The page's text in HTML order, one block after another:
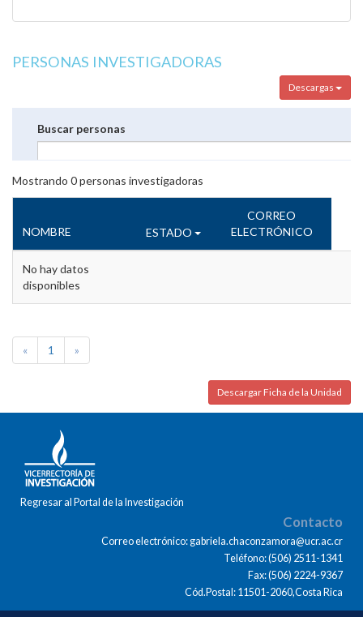
PERSONAS INVESTIGADORAS
Descargas
Buscar personas
Mostrando 0personas investigadoras
NOMBRE ESTADO
CORREO
ELECTRÓNICO
No hay datos
disponibles
« 1 »
Descargar Ficha de la Unidad
Regresar al Portal de la Investigación
Contacto
Correo electrónico: gabriela.chaconzamora@ucr.ac.cr
Teléfono: (506) 2511-1341
Fax: (506) 2224-9367
Cód.Postal: 11501-2060,Costa Rica